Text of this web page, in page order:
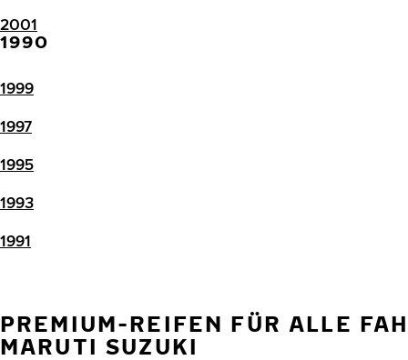
2001
1990
1999
1997
1995
1993
1991
PREMIUM-REIFEN FÜR ALLE
MARUTI SUZUKI